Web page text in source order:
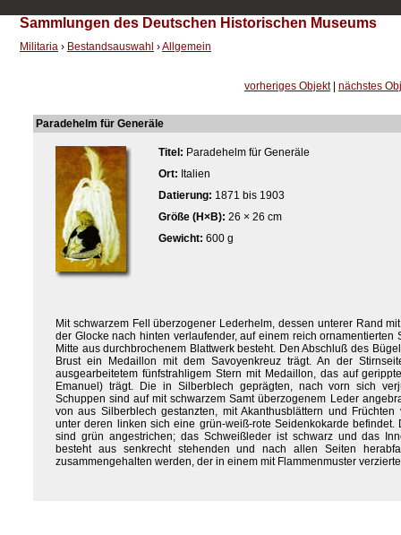
Sammlungen des Deutschen Historischen Museums
Militaria › Bestandsauswahl ›Allgemein
vorheriges Objekt| nächstes
Paradehelm für Generäle
Titel: Paradehelm für Generäle
Ort: Italien
Datierung: 1871 bis 1903
Größe (H×B): 26 × 26 cm
Gewicht: 600 g
Mit schwarzem Fell überzogener Lederhelm, dessen unterer Rand
der Glocke nach hinten verlaufender, auf einem reich
Mitte aus durchbrochenem Blattwerk besteht. Den Abschluß des
Brust ein Medaillon mit dem Savoyenkreuz trägt. An der
ausgearbeitetem fünfstrahligem Stern mit Medaillon, das auf
Emanuel) trägt. Die in Silberblech geprägten, nach vorn sich
Schuppen sind auf mit schwarzem Samt überzogenem Leder
von aus Silberblech gestanzten, mit Akanthusblättern und Früchten
unter deren linken sich eine grün-weiß-rote Seidenkokarde
sind grün angestrichen; das Schweißleder ist schwarz und das
besteht aus senkrecht stehenden und nach allen Seiten
zusammengehalten werden, der in einem mit Flammenmuster